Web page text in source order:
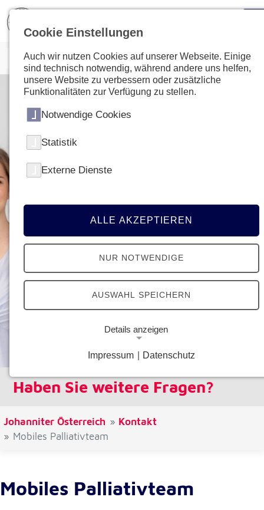
Haben Sie weitere Fragen?
Johanniter Österreich
Kontakt
Mobiles Palliativteam
Mobiles Palliativteam
Cookie Einstellungen
Auch wir nutzen Cookies auf unserer Webseite. Einige
sind technisch notwendig, während andere uns helfen,
unsere Website zu verbessern oder zusätzliche
Funktionalitäten zur Verfügung zu stellen.
Notwendige Cookies
Statistik
Externe Dienste
ALLE AKZEPTIEREN
NUR NOTWENDIGE
AUSWAHL SPEICHERN
Details anzeigen
Notwendige Cookies ermöglichen grundlegende
Funktionen und sind für die einwandfreie Funktion
Google Analytics Opt-Out-Cookie
Zweck:
Impressum Datenschutz